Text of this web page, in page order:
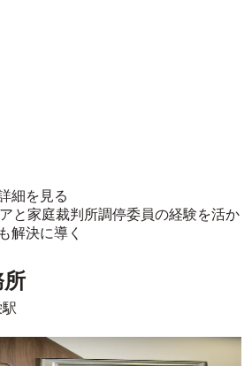
細を見る
と家庭裁判所調停委員の経験を活か
解決に導く
所